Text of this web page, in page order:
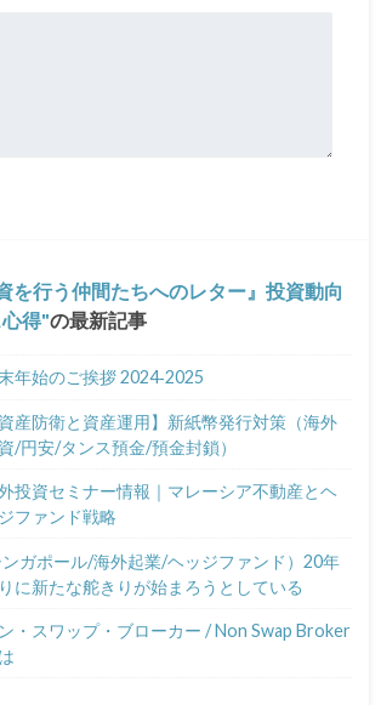
行う仲間たちへのレター』投資動向
得 の最新記事
年始のご挨拶 2024‐2025
資産防衛と資産運用】新紙幣発行対策（海外
/円安/タンス預金/預金封鎖）
投資セミナー情報｜マレーシア不動産とヘ
ファンド戦略
ガポール/海外起業/ヘッジファンド）20年
に新たな舵きりが始まろうとしている
・スワップ・ブローカー / Non Swap Broker